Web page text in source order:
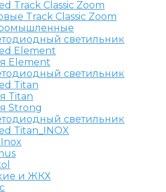
Track Classic Zoom
Element
Titan
Strong
и ЖКХ